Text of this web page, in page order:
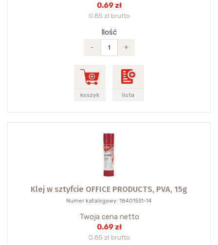
0.69 zł
0.85 zł brutto
Ilość
-
+
koszyk lista
Klej w sztyfcie OFFICE PRODUCTS, PVA, 15g
Numer katalogowy: 18401531-14
Twoja cena netto
0.69 zł
0.85 zł brutto